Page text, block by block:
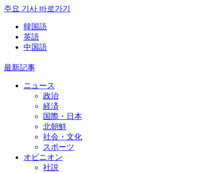
주요 기사 바로가기
韓国語
英語
中国語
最新記事
ニュース
政治
経済
国際・日本
北朝鮮
社会・文化
スポーツ
オピニオン
社説